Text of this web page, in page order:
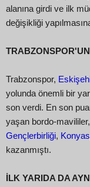
alanına girdi ve ilk
değişikliği
Trabzonspor,
yolunda önemli bir
son verdi. En son
yaşan bordo-
Gençlerbirliği,
kazanmıştı.
İLK YARIDA DA